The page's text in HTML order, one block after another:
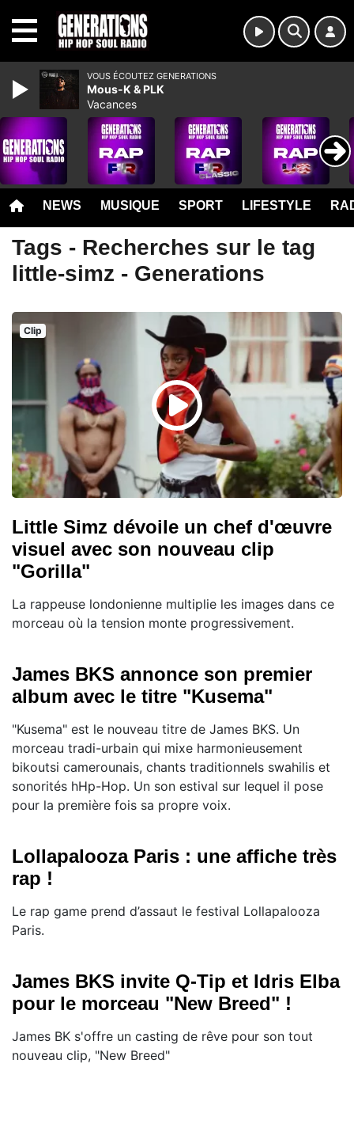
NEWS MUSIQUE SPORT LIFESTYLE
Tags - Recherches sur le tag
little-simz - Generations
Clip
Little Simz dévoile un chef d'œuvre
visuel avec son nouveau clip
"Gorilla"
La rappeuse londonienne multiplie les images dans ce
morceau où la tension monte progressivement.
James BKS annonce son premier
album avec le titre "Kusema"
"Kusema" est le nouveau titre de James BKS. Un
morceau tradi-urbain qui mixe harmonieusement
bikoutsi camerounais, chants traditionnels swahilis et
sonorités hHp-Hop. Un son estival sur lequel il pose
pour la première fois sa propre voix.
Lollapalooza Paris : une affiche très
rap !
Le rap game prend d’assaut le festival Lollapalooza
Paris.
James BKS invite Q-Tip et Idris Elba
pour le morceau "New Breed" !
James BK s'offre un casting de rêve pour son tout
nouveau clip, "New Breed"
VOUS ÉCOUTEZ GENERATIONS
Mous-K & PLK
Vacances